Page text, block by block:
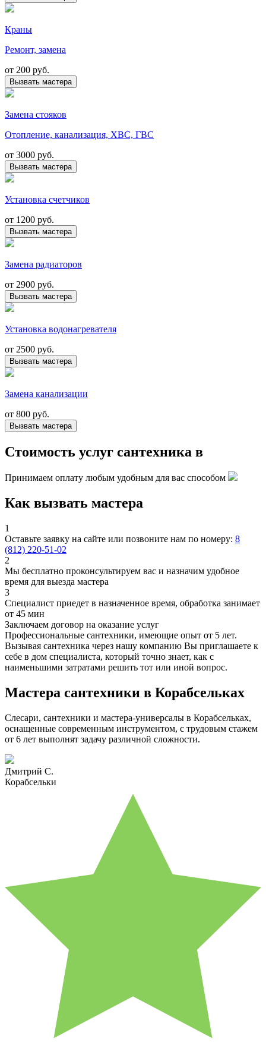
Краны
Ремонт, замена
от 200 руб.
Вызвать мастера
Замена стояков
Отопление, канализация, ХВС, ГВС
от 3000 руб.
Вызвать мастера
Установка счетчиков
от 1200 руб.
Вызвать мастера
Замена радиаторов
от 2900 руб.
Вызвать мастера
Установка водонагревателя
от 2500 руб.
Вызвать мастера
Замена канализации
от 800 руб.
Вызвать мастера
Стоимость услуг сантехника в
Принимаем оплату любым удобным для вас способом
Как вызвать мастера
1
Оставьте заявку на сайте или позвоните нам по номеру: 8
(812) 220-51-02
2
Мы бесплатно проконсультируем вас и назначим удобное
время для выезда мастера
3
Специалист приедет в назначенное время, обработка занимает
от 45 мин
Заключаем договор на оказание услуг
Профессиональные сантехники, имеющие опыт от 5 лет.
Вызывая сантехника через нашу компанию Вы приглашаете к
себе в дом специалиста, который точно знает, как с
наименьшими затратами решить тот или иной вопрос.
Мастера сантехники в Корабсельках
Слесари, сантехники и мастера-универсалы в Корабсельках,
оснащенные современным инструментом, с трудовым стажем
от 6 лет выполнят задачу различной сложности.
Дмитрий С.
Корабсельки